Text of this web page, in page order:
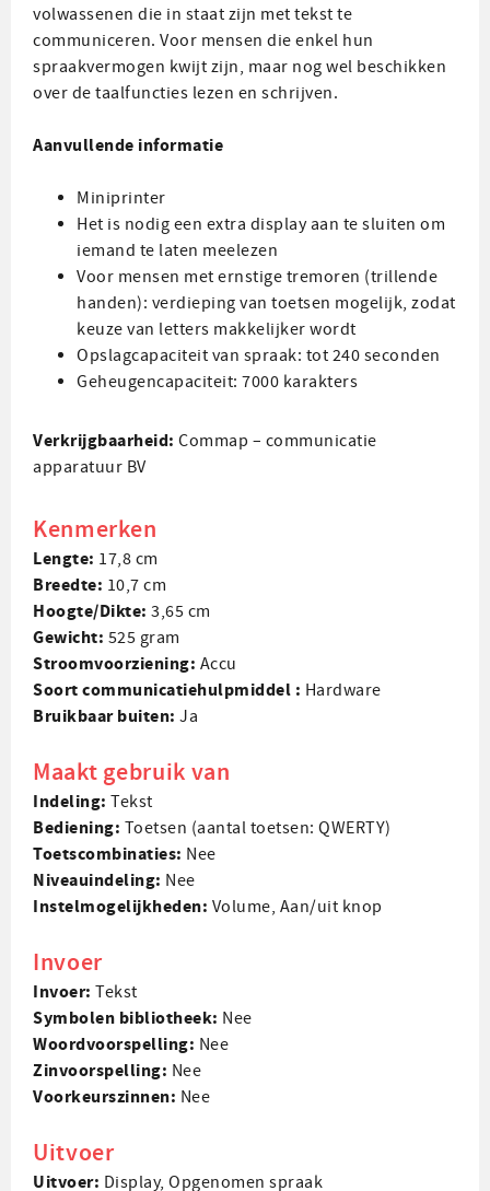
volwassenen die in staat zijn met tekst te
communiceren. Voor mensen die enkel hun
spraakvermogen kwijt zijn, maar nog wel beschikken
over de taalfuncties lezen en schrijven.
Aanvullende informatie
Miniprinter
Het is nodig een extra display aan te sluiten om
iemand te laten meelezen
Voor mensen met ernstige tremoren (trillende
handen): verdieping van toetsen mogelijk, zodat
keuze van letters makkelijker wordt
Opslagcapaciteit van spraak: tot 240 seconden
Geheugencapaciteit: 7000 karakters
Verkrijgbaarheid: Commap – communicatie
apparatuur BV
Kenmerken
Lengte: 17,8 cm
Breedte: 10,7 cm
Hoogte/Dikte: 3,65 cm
Gewicht: 525 gram
Stroom­voorziening: Accu
Soort communicatie­hulpmiddel : Hardware
Bruikbaar buiten: Ja
Maakt gebruik van
Indeling: Tekst
Bediening: Toetsen (aantal toetsen: QWERTY)
Toets­combinaties: Nee
Niveau­indeling: Nee
Instel­mogelijkheden: Volume, Aan/uit knop
Invoer
Invoer: Tekst
Symbolen bibliotheek: Nee
Woord­voorspelling: Nee
Zin­voorspelling: Nee
Voorkeurs­zinnen: Nee
Uitvoer
Uitvoer: Display, Opgenomen spraak